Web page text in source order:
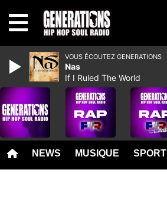
NEWS MUSIQUE SPORT
VOUS ÉCOUTEZ GENERATIONS
Nas
If I Ruled The World